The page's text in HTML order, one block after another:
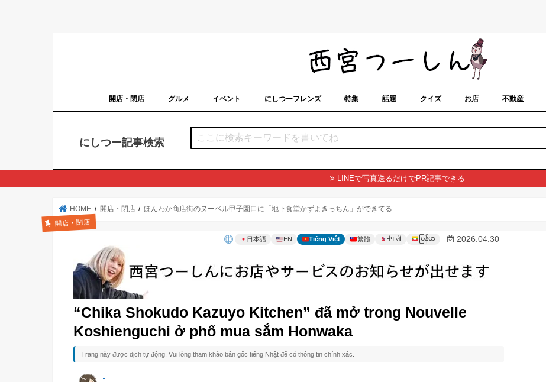
開店・閉店 グルメ イベント にしつーフレンズ 特集 話題 クイズ お店 不動産
にしつー記事検索
LINEで写真送るだけでPR記事できる
HOME 開店・閉店 ほんわか商店街のヌーベル甲子園口に「地下食堂かずよきっちん」ができてる
開店・閉店
日本語 EN Tiếng Việt 繁體 नेपाली မြန်မာ 2026.04.30
“Chika Shokudo Kazuyo Kitchen” đã mở trong Nouvelle
Koshienguchi ở phố mua sắm Honwaka
Trang này được dịch tự động. Vui lòng tham khảo bản gốc tiếng Nhật để có thông tin chính xác.